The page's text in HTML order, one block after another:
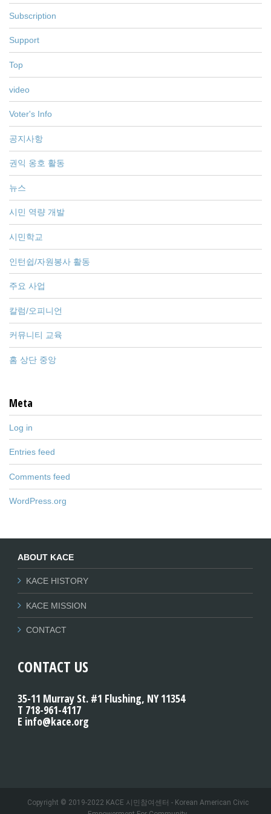
Subscription
Support
Top
video
Voter's Info
공지사항
권익 옹호 활동
뉴스
시민 역량 개발
시민학교
인턴쉽/자원봉사 활동
주요 사업
칼럼/오피니언
커뮤니티 교육
홈 상단 중앙
Meta
Log in
Entries feed
Comments feed
WordPress.org
ABOUT KACE
KACE HISTORY
KACE MISSION
CONTACT
CONTACT US
35-11 Murray St. #1 Flushing, NY 11354
T 718-961-4117
E info@kace.org
Copyright © 2019-2022 KACE 시민참여센터 - Korean American Civic